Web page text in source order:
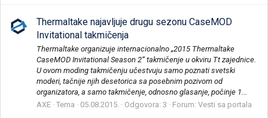
Thermaltake najavljuje drugu sezonu CaseMOD
Invitational takmičenja
Thermaltake organizuje internacionalno „2015 Thermaltake
CaseMOD Invitational Season 2“ takmičenje u okviru Tt zajednice.
U ovom moding takmičenju učestvuju samo poznati svetski
moderi, tačnije njih desetorica sa posebnim pozivom od
organizatora, a samo takmičenje, odnosno glasanje, počinje 1...
AXE Tema 05.08.2015. Odgovora: 3 Forum: Vesti sa portala